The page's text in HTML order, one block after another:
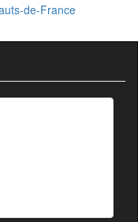
de-France